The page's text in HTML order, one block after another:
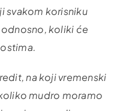
svakom korisniku
koliki će
na koji vremenski
mudro moramo